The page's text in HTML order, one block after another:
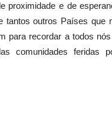
proximidade e de
outros Países que
para recordar a todos
comunidades feridas